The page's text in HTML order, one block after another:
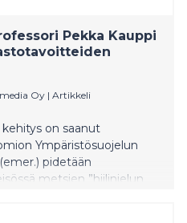
Pekka Kauppi
Oy | Artikkeli
on saanut
Ympäristösuojelun
pidetään
metsien ”hiilinielun